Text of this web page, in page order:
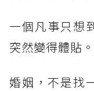
一個凡事只想
突然變得體貼。
婚姻，不是找